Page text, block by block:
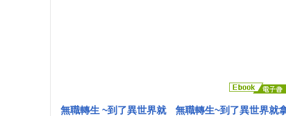
無職轉生 ~到了異世界就
無職轉生~到了異世界就